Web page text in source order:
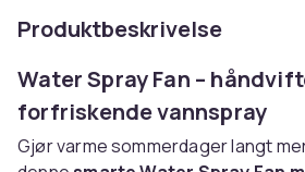
Produktbeskrivelse
Water Spray Fan –
forfriskende vannspray
Gjør varme sommerdager langt